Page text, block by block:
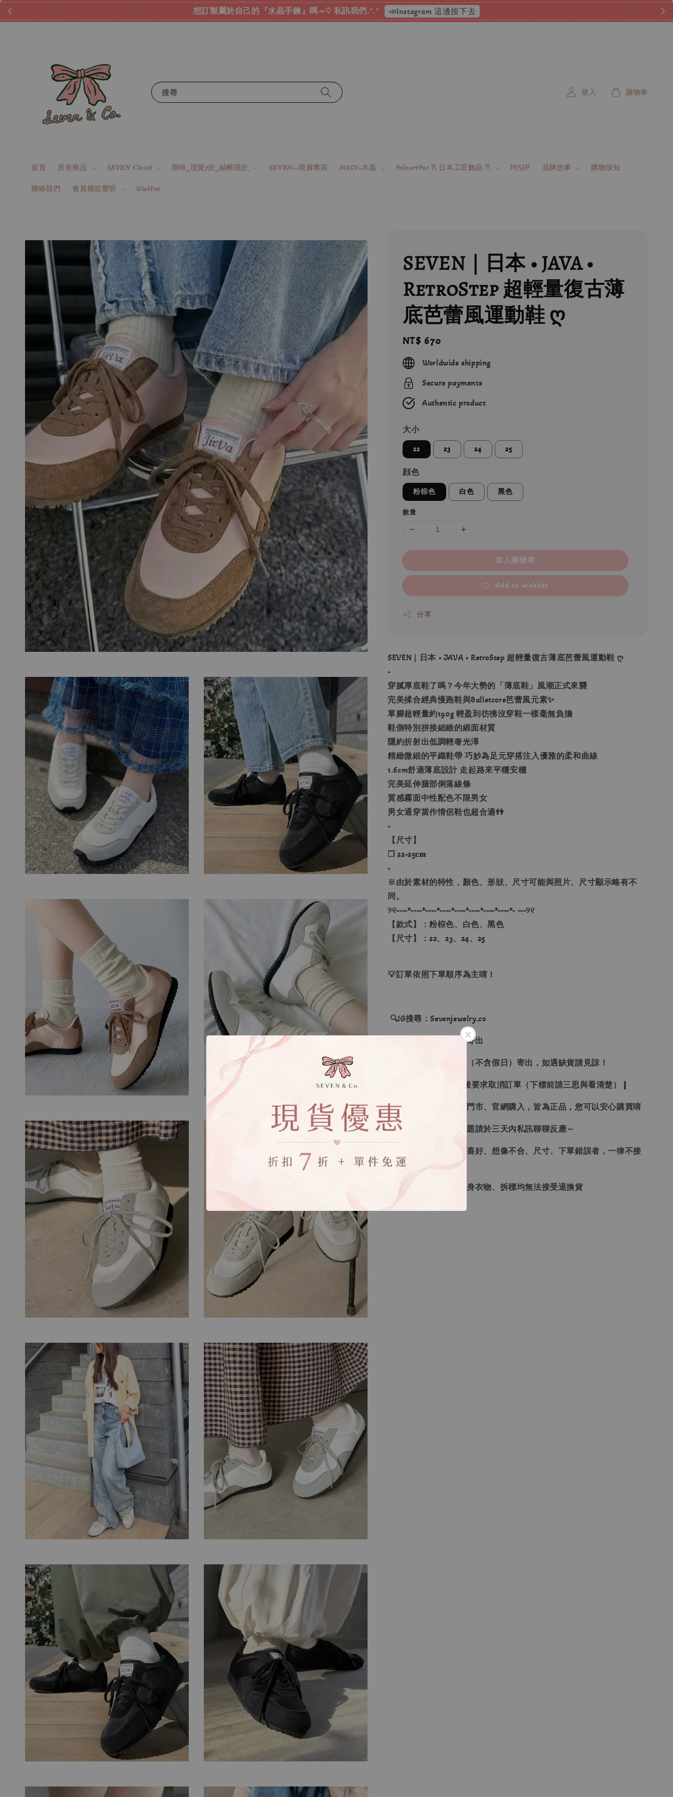
想訂製屬於自己的『水晶手鍊』嗎ꕀ♡ 私訊我們.ᐟ.ᐟ 📣Instagram 這邊按下去
搜尋
首頁 所有商品 𝑺𝑬𝑽𝑬𝑵 𝑪𝒍𝒐𝒔𝒆𝒕 限時_現貨7折_結帳現折ˎˊ˗ 𝑺𝑬𝑽𝑬𝑵--現貨專區 MSCV-水晶 PalnartPoc 𐙚 日本工匠飾品 𐙚 𝕄𝕊𝕁ℙ 品牌故事 購物須知
聯絡我們 會員權益聲明 Wishlist
登入 購物車
SEVEN｜日本 • JAVA •
RetroStep 超輕量復古薄
底芭蕾風運動鞋 ღ
Regular
price
NT$ 670
Worldwide shipping
Secure payments
Authentic product
大小
22 23 24 25
顔色
粉棕色 白色 黑色
數量
加入購物車
Add to wishlist
分享
SEVEN｜日本 • JAVA • RetroStep 超輕量復古薄底芭蕾風運動鞋 ღ
-
穿膩厚底鞋了嗎？今年大勢的「薄底鞋」風潮正式來襲
完美揉合經典慢跑鞋與Balletcore芭蕾風元素✨
單腳超輕量約190g 輕盈到彷彿沒穿鞋一樣毫無負擔
鞋側特別拼接細緻的緞面材質
隱約折射出低調輕奢光澤
精緻微細的平織鞋帶 巧妙為足元穿搭注入優雅的柔和曲線
1.6cm舒適薄底設計 走起路來平穩安穩
完美延伸腿部俐落線條
質感霧面中性配色不限男女
男女通穿當作情侶鞋也超合適👫
-
【尺寸】
❐ 22-25𝐜𝐦
-
※由於素材的特性，顏色、形狀、尺寸可能與照片、尺寸顯示略有不
同。
୨୧----*----*----*----*----*----*----*----*- ---୨୧
【款式】：粉棕色、白色、黑色
【尺寸】：22、23、24、25
💡訂單依照下單順序為主唷！
🔍IG搜尋：Sevenjewelry.co
▹現貨商品１～３日內寄出
▹預購商品７～２１日（不含假日）寄出，如遇缺貨請見諒！
❙ 本賣場不接受下標後要求取消訂單（下標前請三思與看清楚）❙
▸商品皆由日本、韓國門市、官網購入，皆為正品，您可以安心購買唷
▸商品收到後有任何問題請於三天內私訊聊聊反應～
▸若因商品色差、個人喜好、想像不合、尺寸、下單錯誤者，一律不接
受退換貨
▸下水過後的商品、貼身衣物、拆標均無法接受退換貨